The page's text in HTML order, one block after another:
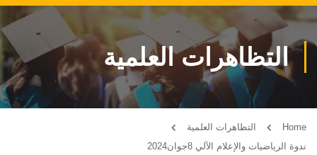
التظاهرات العلمية
Home
التظاهرات العلمية
ندوة الرياضيات والإعلام الآلي 8جوان2024